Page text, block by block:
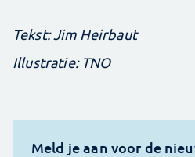
Tekst: Jim Heirbaut
Illustratie: TNO
Meld je aan voor de